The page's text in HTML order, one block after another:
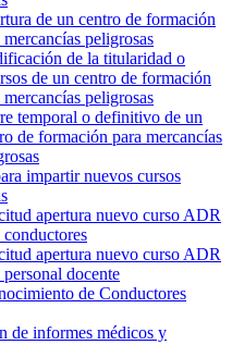
de un centro de formación
mercancías peligrosas
de la titularidad o
de un centro de formación
mercancías peligrosas
temporal o definitivo de un
de formación para mercancías
impartir nuevos cursos
apertura nuevo curso ADR
conductores
apertura nuevo curso ADR
personal docente
de Conductores
de informes médicos y